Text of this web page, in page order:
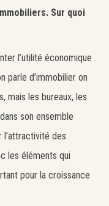
Sur quoi
l’utilité économique
parle d’immobilier on
mais les bureaux, les
son ensemble
l’attractivité des
les éléments qui
pour la croissance